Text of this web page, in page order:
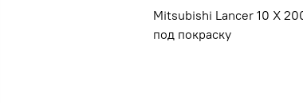
Mitsubishi Lancer 10 X
под покраску